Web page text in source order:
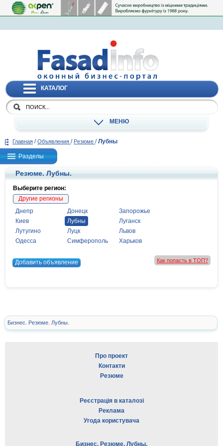
КАТАЛОГ
МЕНЮ
Главная / Объявления / Резюме / Лубны
Разделы
Резюме. Лубны.
Выберите регион:
Другие регионы
Днепр
Донецк
Запорожье
Киев
Лубны
Луганск
Лутугино
Луцк
Львов
Одесса
Симферополь Харьков
Добавить объявление Как попасть в ТОП?
Бизнес. Резюме. Лубны.
Про проект
Контакти
Резюме
Реєстрація в каталозі
Реклама
Угода користувача
Бизнес. Резюме. Лубны.